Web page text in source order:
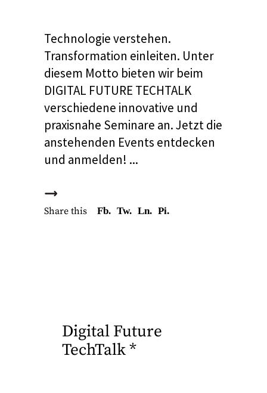
Technologie verstehen.
Transformation einleiten. Unter
diesem Motto bieten wir beim
DIGITAL FUTURE TECHTALK
verschiedene innovative und
praxisnahe Seminare an. Jetzt die
anstehenden Events entdecken
und anmelden!
Share this Fb. Tw. Ln. Pi.
Digital Future
TechTalk